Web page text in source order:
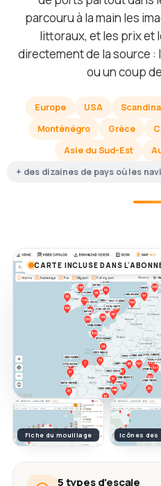
parcouru à la main les
littoraux, et les prix et
directement de la source :
ou un coup
Europe USA
Monténégro
Grèce
Asie du Sud-Est
+ des dizaines de pays où les
CARTE INCLUSE DANS
Fiche du mouillage Icônes des
5 types d'escale